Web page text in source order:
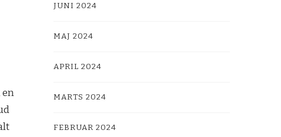
en
JUNI 2024
MAJ 2024
APRIL 2024
MARTS 2024
FEBRUAR 2024